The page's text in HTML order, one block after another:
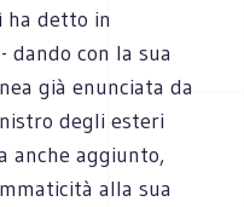
ha detto in
dando con la sua
già enunciata da
degli esteri
anche aggiunto,
alla sua